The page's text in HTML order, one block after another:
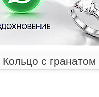
Кольцо с